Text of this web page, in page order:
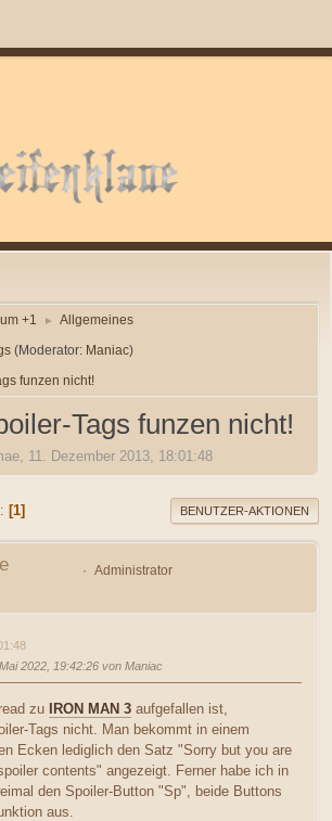
+1 ► Allgemeines
(Moderator: Maniac)
funzen nicht!
Tags funzen nicht!
11. Dezember 2013, 18:01:48
1 BENUTZER-AKTIONEN
Administrator
2022, 19:42:26 von Maniac
zu IRON MAN 3 aufgefallen ist,
Tags nicht. Man bekommt in einem
Ecken lediglich den Satz "Sorry but you are
contents" angezeigt. Ferner habe ich in
den Spoiler-Button "Sp", beide Buttons
aus.